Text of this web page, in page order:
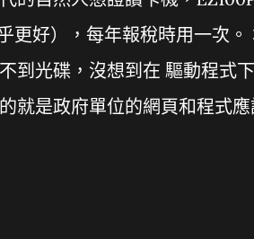
更好），每年報稅時用一次
到光碟，沒想到在 驅動程式
就是政府單位的網頁和程式應